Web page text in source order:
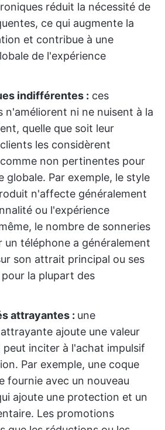
réduit la nécessité de
ce qui augmente la
et contribue à une
de l'expérience
indifférentes : ces
ni ne nuisent à la
quelle que soit leur
les considèrent
non pertinentes pour
globale. Par exemple, le style
n'affecte généralement
ou l'expérience
le nombre de sonneries
un téléphone a généralement
son attrait principal ou ses
la plupart des
attrayantes : une
ajoute une valeur
inciter à l'achat impulsif
Par exemple, une coque
fournie avec un nouveau
ajoute une protection et un
Les promotions